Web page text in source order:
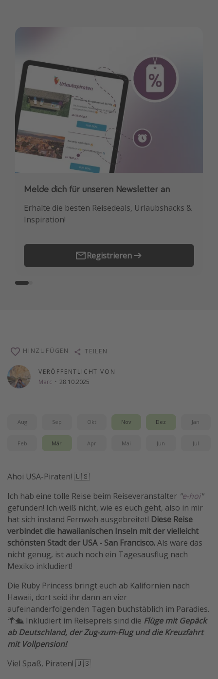
Last Minute Urlaub Mallorca
Last Minute Urlaub Deutschland
Melde dich für unseren Newsletter an
Erhalte die besten Reisedeals, Urlaubshacks &
Inspiration!
Registrieren
Downloade unsere App
Buche die besten Reiseschnäppchen als
Erstes.
VERÖFFENTLICHT VON
Marc · 28.10.2025
HINZUFÜGEN TEILEN
Aug Sep Okt Nov Dez Jan
Feb Mär Apr Mai Jun Jul
Ahoi USA-Piraten! 🇺🇸
Ich hab eine tolle Reise beim Reiseveranstalter "e-hoi"
gefunden! Ich weiß nicht, wie es euch geht, also in mir
hat sich instand Fernweh ausgebreitet! Diese Reise
verbindet die hawaiianischen Inseln mit der vielleicht
schönsten Stadt der USA - San Francisco.Als wäre das
nicht genug, ist auch noch ein Tagesausflug nach
Mexiko inkludiert!
Die Ruby Princess bringt euch ab Kalifornien nach
Hawaii, dort seid ihr dann an vier
aufeinanderfolgenden Tagen buchstäblich im Paradies.
🌴🛳️ Inkludiert im Reisepreis sind die Flüge mit Gepäck
ab Deutschland, der Zug-zum-Flug und die Kreuzfahrt
mit Vollpension!
Viel Spaß, Piraten! 🇺🇸